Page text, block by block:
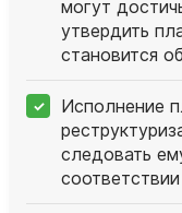
могут
утвердить
становится
Исполнение
следовать